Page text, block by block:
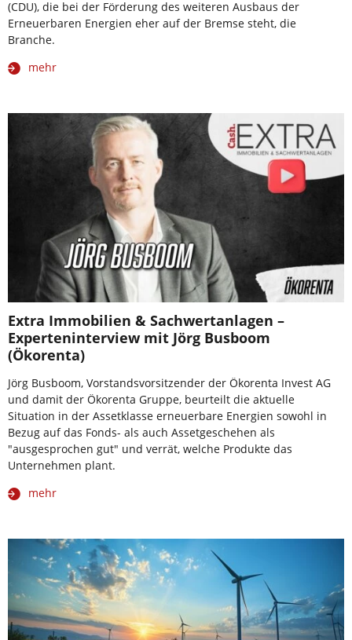
(CDU), die bei der Förderung des weiteren Ausbaus der
Erneuerbaren Energien eher auf der Bremse steht, die
Branche.
mehr
Extra Immobilien & Sachwertanlagen –
Experteninterview mit Jörg Busboom
(Ökorenta)
Jörg Busboom, Vorstandsvorsitzender der Ökorenta Invest AG
und damit der Ökorenta Gruppe, beurteilt die aktuelle
Situation in der Assetklasse erneuerbare Energien sowohl in
Bezug auf das Fonds- als auch Assetgeschehen als
"ausgesprochen gut" und verrät, welche Produkte das
Unternehmen plant.
mehr